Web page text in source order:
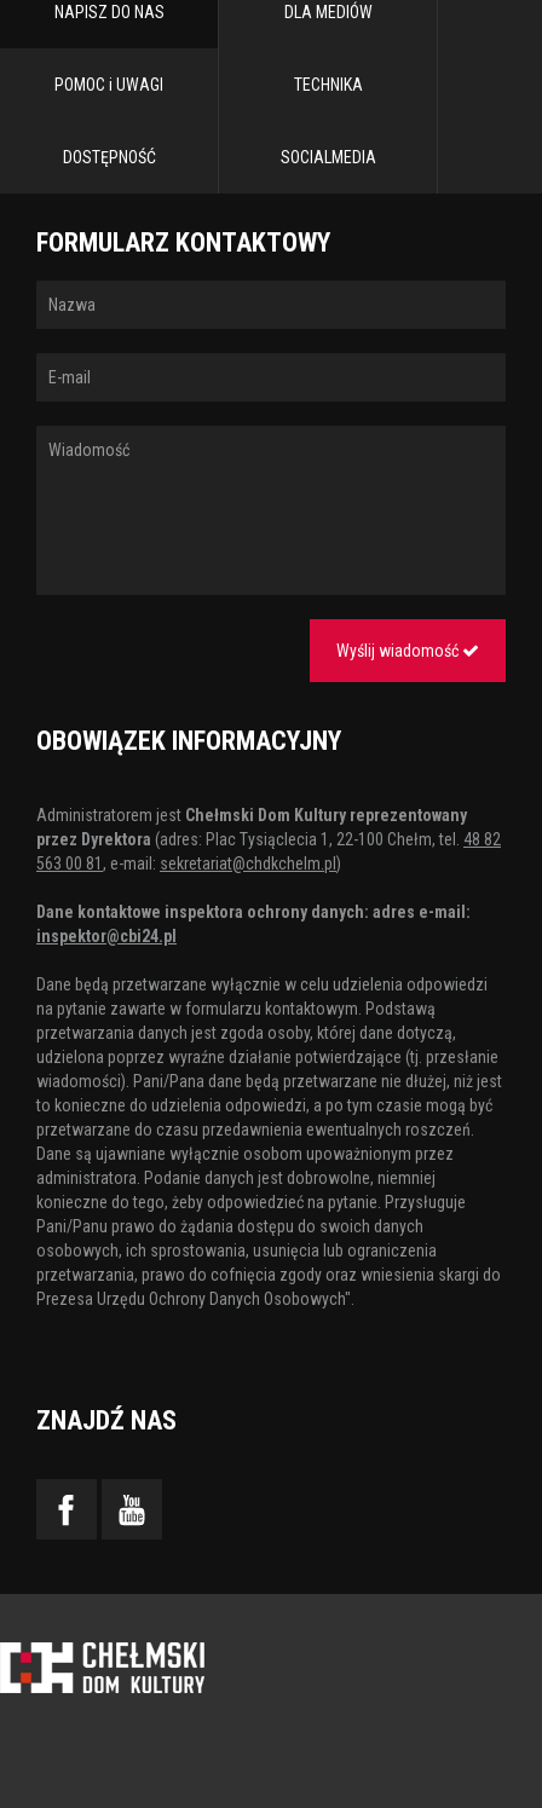
NAPISZ DO NAS DLA MEDIÓW
POMOC i UWAGI TECHNIKA
DOSTĘPNOŚĆ SOCIALMEDIA
FORMULARZ KONTAKTOWY
Wyślij wiadomość
OBOWIĄZEK INFORMACYJNY
Administratorem jest Chełmski Dom Kultury reprezentowany
przez Dyrektora (adres: Plac Tysiąclecia 1, 22-100 Chełm, tel. 48 82
563 00 81 , e-mail: sekretariat@chdkchelm.pl )
Dane kontaktowe inspektora ochrony danych: adres e-mail:
inspektor@cbi24.pl
Dane będą przetwarzane wyłącznie w celu udzielenia odpowiedzi
na pytanie zawarte w formularzu kontaktowym. Podstawą
przetwarzania danych jest zgoda osoby, której dane dotyczą,
udzielona poprzez wyraźne działanie potwierdzające (tj. przesłanie
wiadomości). Pani/Pana dane będą przetwarzane nie dłużej, niż jest
to konieczne do udzielenia odpowiedzi, a po tym czasie mogą być
przetwarzane do czasu przedawnienia ewentualnych roszczeń.
Dane są ujawniane wyłącznie osobom upoważnionym przez
administratora. Podanie danych jest dobrowolne, niemniej
konieczne do tego, żeby odpowiedzieć na pytanie. Przysługuje
Pani/Panu prawo do żądania dostępu do swoich danych
osobowych, ich sprostowania, usunięcia lub ograniczenia
przetwarzania, prawo do cofnięcia zgody oraz wniesienia skargi do
Prezesa Urzędu Ochrony Danych Osobowych".
ZNAJDŹ NAS